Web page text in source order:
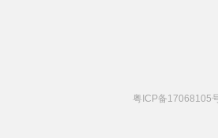
粤ICP备17068105